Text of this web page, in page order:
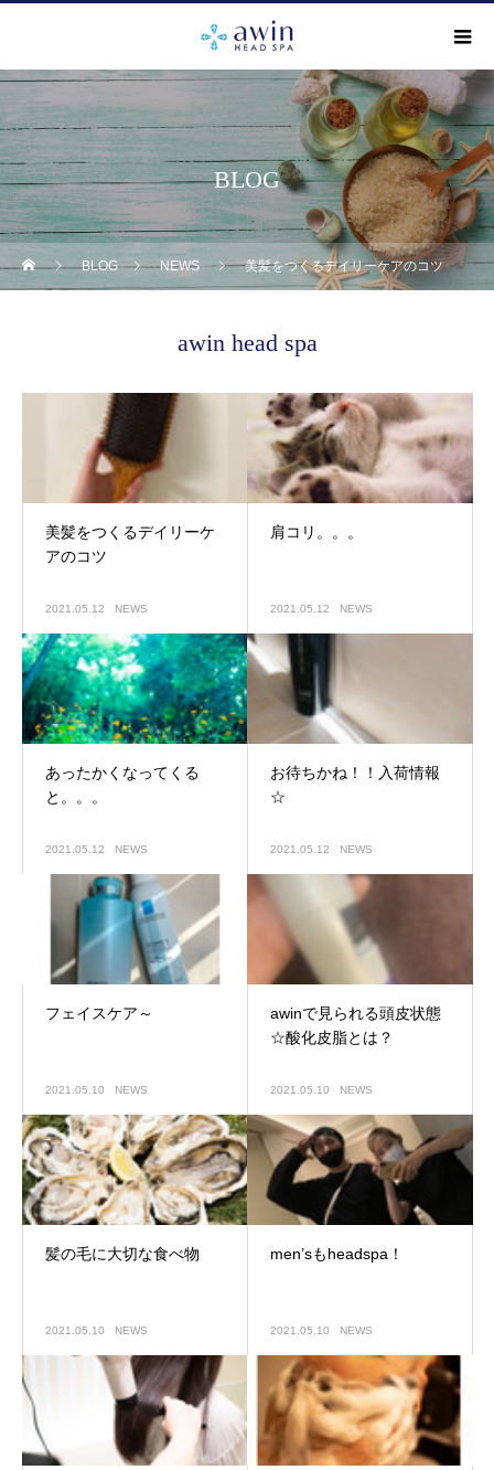
BLOG
BLOG NEWS 美髪をつくるデイリーケアのコツ
awin head spa
美髪をつくるデイリーケ
アのコツ
2021.05.12 NEWS
肩コリ。。。
2021.05.12 NEWS
あったかくなってくる
と。。。
2021.05.12 NEWS
お待ちかね！！入荷情報
☆
2021.05.12 NEWS
フェイスケア～
2021.05.10 NEWS
awinで見られる頭皮状態
☆酸化皮脂とは？
2021.05.10 NEWS
髪の毛に大切な食べ物
2021.05.10 NEWS
men’sもheadspa！
2021.05.10 NEWS